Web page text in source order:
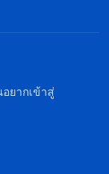
ธรรมของ
างแน่นอน มัน
มรับได้
ดว่าพระเจ้า
ว่าทุกคนคิด
นเจ้าเงียบๆ
ทั้งหมดใน
ยากเข้าสู่